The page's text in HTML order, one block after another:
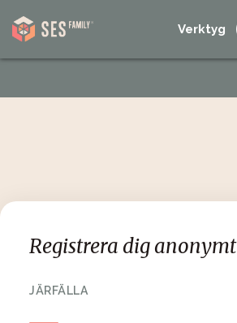
Verktyg
Registrera dig anonymt
JÄRFÄLLA